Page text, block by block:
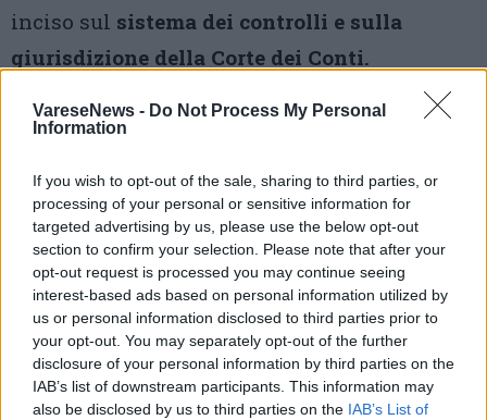
VareseNews - Do Not Process My Personal
Information
If you wish to opt-out of the sale, sharing to third parties, or
processing of your personal or sensitive information for
targeted advertising by us, please use the below opt-out
section to confirm your selection. Please note that after your
opt-out request is processed you may continue seeing
interest-based ads based on personal information utilized by
us or personal information disclosed to third parties prior to
your opt-out. You may separately opt-out of the further
disclosure of your personal information by third parties on the
IAB’s list of downstream participants. This information may
also be disclosed by us to third parties on the IAB’s List of
inciso sul sistema dei controlli e sulla
giurisdizione della Corte dei Conti.
1 di 50
ville ponti
Guido Carlino varese
Leggi l'articolo:
Corte dei conti, il nuovo equilibrio tra tutela degli
amministratori e legalità
Carlino: “Chi non firma per paura blocca
l’amministrazione, chi firma senza diligenza tradisce i
cittadini”
Carlino: “Chi non firma per paura blocca